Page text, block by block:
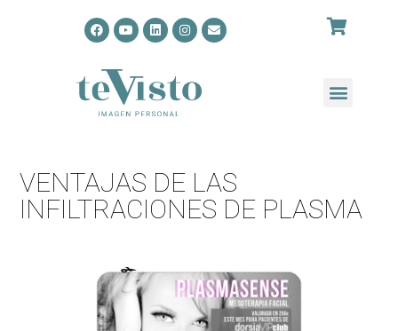
VENTAJAS DE LAS
INFILTRACIONES DE PLASMA